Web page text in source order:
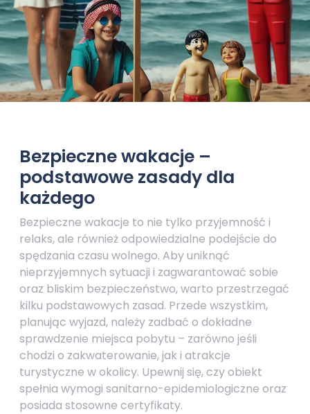
Bezpieczne wakacje –
podstawowe zasady dla
każdego
Bezpieczne wakacje to nie tylko przyjemność i
relaks, ale również odpowiedzialne podejście do
spędzania czasu wolnego. Aby uniknąć
nieprzyjemnych sytuacji i zagwarantować sobie
oraz bliskim bezpieczeństwo, warto przestrzegać
kilku podstawowych zasad. Przede wszystkim,
planując wyjazd, należy zadbać o dokładne
sprawdzenie miejsca pobytu – zarówno jeśli
chodzi o zakwaterowanie, jak i atrakcje
turystyczne w okolicy. Upewnij się, czy obiekt
spełnia wymogi sanitarno-epidemiologiczne oraz
posiada stosowne certyfikaty.